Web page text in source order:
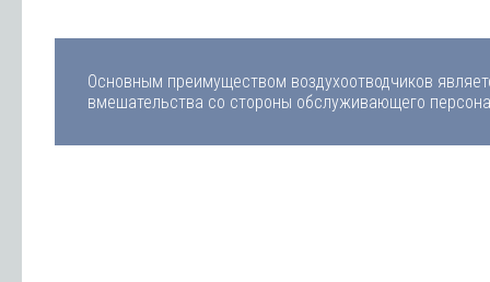
Основным преимуществом воздухоотводчиков
вмешательства со стороны обслуживающего